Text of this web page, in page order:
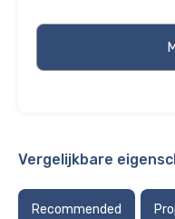
Vergelijkbare
Recommended